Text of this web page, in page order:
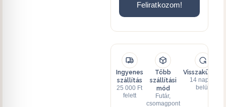
Feliratkozom!
Ingyenes
szállítás
25 000 Ft
felett
Több
szállítási
mód
Futár,
csomagpont
Visszaküldés
14 napon
belül